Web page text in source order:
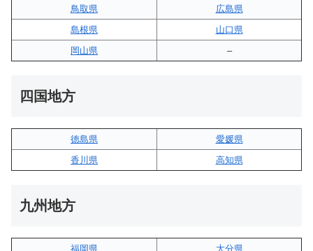
鳥取県
広島県
島根県
山口県
岡山県
–
四国地方
徳島県
愛媛県
香川県
高知県
九州地方
福岡県 大分県